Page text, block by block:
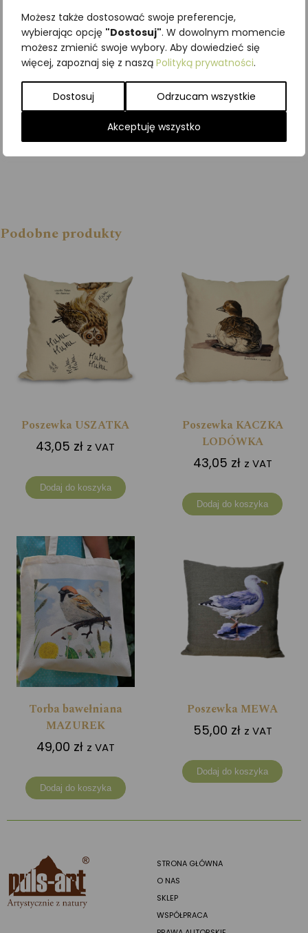
Możesz także dostosować swoje preferencje,
wybierając opcję "Dostosuj". W dowolnym momencie
możesz zmienić swoje wybory. Aby dowiedzieć się
więcej, zapoznaj się z naszą Polityką prywatności.
Dostosuj Odrzucam wszystkie
Akceptuję wszystko
ZŁOTOOK
9,96zł z VAT
Dodaj do
koszyka
Podobne produkty
Poszewka USZATKA
43,05 zł z VAT
Dodaj do koszyka
Poszewka KACZKA
LODÓWKA
43,05 zł z VAT
Dodaj do koszyka
Torba bawełniana
MAZUREK
49,00 zł z VAT
Dodaj do koszyka
Poszewka MEWA
55,00 zł z VAT
Dodaj do koszyka
STRONA GŁÓWNA
O NAS
SKLEP
WSPÓŁPRACA